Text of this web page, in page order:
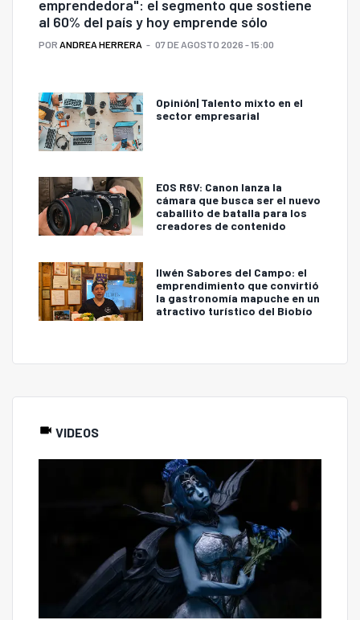
emprendedora": el segmento que sostiene
al 60% del país y hoy emprende sólo
POR ANDREA HERRERA 07 DE AGOSTO 2026 - 15:00
Opinión| Talento mixto en el
sector empresarial
EOS R6V: Canon lanza la
cámara que busca ser el nuevo
caballito de batalla para los
creadores de contenido
Ilwén Sabores del Campo: el
emprendimiento que convirtió
la gastronomía mapuche en un
atractivo turístico del Biobío
VIDEOS